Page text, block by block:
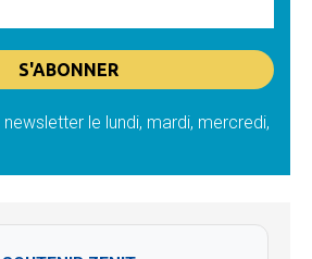
le lundi, mardi, mercredi,